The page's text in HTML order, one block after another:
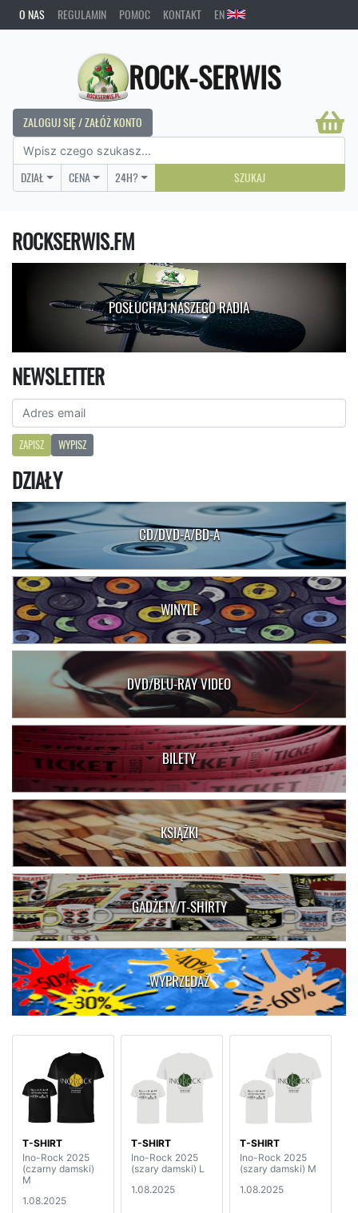
O NAS REGULAMIN POMOC KONTAKT EN
ROCK-SERWIS
ZALOGUJ SIĘ / ZAŁÓŻ KONTO
DZIAŁ CENA 24H? SZUKAJ
ROCKSERWIS.FM
POSŁUCHAJ NASZEGO RADIA
NEWSLETTER
ZAPISZ WYPISZ
DZIAŁY
CD/DVD-A/BD-A
WINYLE
DVD/BLU-RAY VIDEO
BILETY
KSIĄŻKI
GADŻETY/T-SHIRTY
WYPRZEDAŻ
T-SHIRT
Ino-Rock 2025
(czarny damski)
M
1.08.2025
T-SHIRT
Ino-Rock 2025
(szary damski) L
1.08.2025
T-SHIRT
Ino-Rock 2025
(szary damski) M
1.08.2025